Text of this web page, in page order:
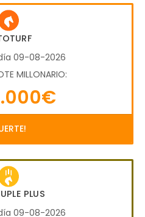
09-08-2026
MILLONARIO:
PLUS
09-08-2026